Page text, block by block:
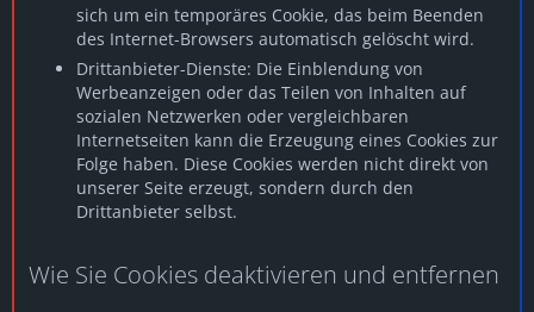
sich um ein temporäres Cookie, das beim Beenden
des Internet-Browsers automatisch gelöscht wird.
Drittanbieter-Dienste: Die Einblendung von
Werbeanzeigen oder das Teilen von Inhalten auf
sozialen Netzwerken oder vergleichbaren
Internetseiten kann die Erzeugung eines Cookies zur
Folge haben. Diese Cookies werden nicht direkt von
unserer Seite erzeugt, sondern durch den
Drittanbieter selbst.
Wie Sie Cookies deaktivieren und entfernen